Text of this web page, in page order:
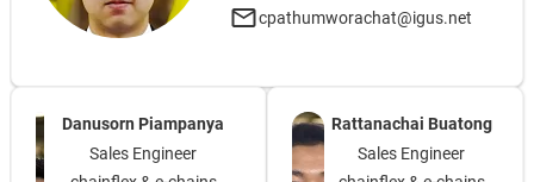
cpathumworachat@igus.net
Danusorn Piampanya
Sales Engineer
Rattanachai Buatong
Sales Engineer